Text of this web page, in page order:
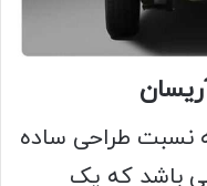
نسبت طراحی ساده
باشد که یک